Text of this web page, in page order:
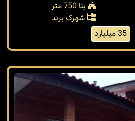
بنا 750 متر
شهرک برند
35 میلیارد